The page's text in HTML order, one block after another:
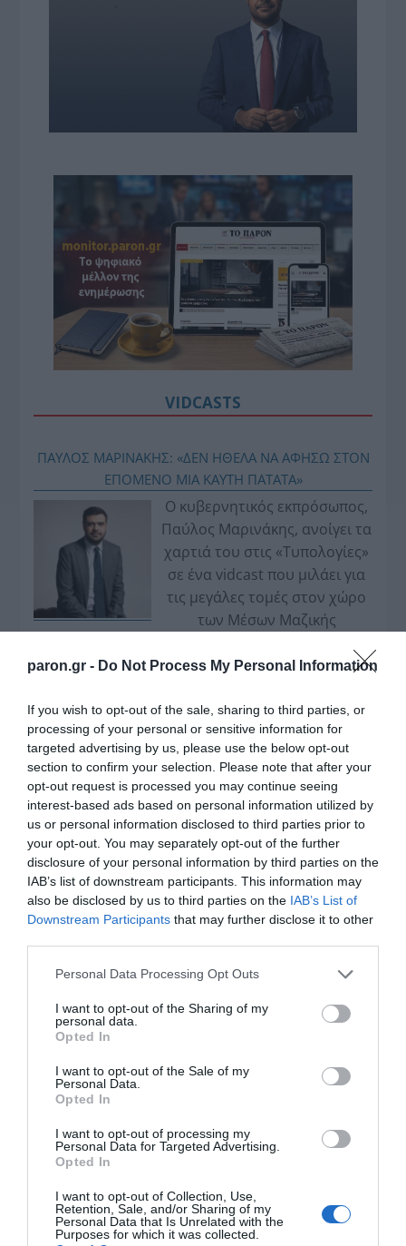
paron.gr - Do Not Process My Personal Information
If you wish to opt-out of the sale, sharing to third parties, or
processing of your personal or sensitive information for
targeted advertising by us, please use the below opt-out
section to confirm your selection. Please note that after your
opt-out request is processed you may continue seeing
interest-based ads based on personal information utilized by
us or personal information disclosed to third parties prior to
your opt-out. You may separately opt-out of the further
disclosure of your personal information by third parties on the
IAB’s list of downstream participants. This information may
also be disclosed by us to third parties on the IAB’s List of
Downstream Participants that may further disclose it to other
Please note that this website/app uses one or more Google
not limited to your visit or usage behaviour. You may click to
grant or deny consent to Google and its third-party tags to
use your data for below specified purposes in below Google
consent section.
Personal Data Processing Opt Outs
I want to opt-out of the Sharing of my
personal data.
Opted In
I want to opt-out of the Sale of my
Personal Data.
Opted In
I want to opt-out of processing my
Personal Data for Targeted Advertising.
Opted In
I want to opt-out of Collection, Use,
Retention, Sale, and/or Sharing of my
Personal Data that Is Unrelated with the
Purposes for which it was collected.
VIDCASTS
ΠΑΥΛΟΣ ΜΑΡΙΝΑΚΗΣ: «ΔΕΝ ΗΘΕΛΑ ΝΑ ΑΦΗΣΩ ΣΤΟΝ
ΕΠΟΜΕΝΟ ΜΙΑ ΚΑΥΤΗ ΠΑΤΑΤΑ»
Ο κυβερνητικός εκπρόσωπος,
Παύλος Μαρινάκης, ανοίγει τα
χαρτιά του στις «Τυπολογίες»
σε ένα vidcast που μιλάει για
τις μεγάλες τομές στον χώρο
των Μέσων Μαζικής
συνέντευξη στον Βασίλη Κουφόπουλο, αναλύει
ραδιοφωνικές άδειες, το πακέτο στήριξης των 80
εκατομμυρίων ευρώ για τον Τύπο, αλλά και την
πρωτοβουλία για την άρση της ανωνυμίας στο
διαδίκτυο.
Η ΣΤΗΛΗ ΜΑΣ